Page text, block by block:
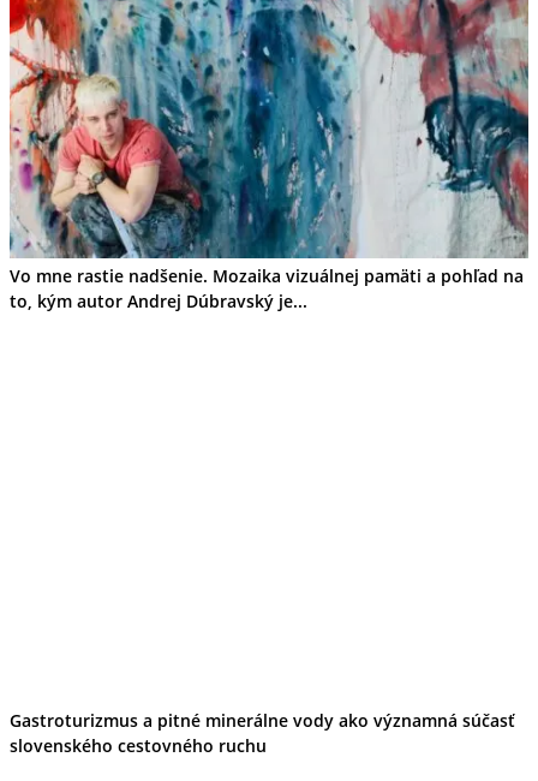
Vo mne rastie nadšenie. Mozaika vizuálnej pamäti a pohľad na
to, kým autor Andrej Dúbravský je...
Gastroturizmus a pitné minerálne vody ako významná súčasť
slovenského cestovného ruchu